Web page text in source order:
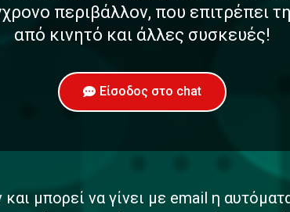
περιβάλλον, που επιτρέπει
από κινητό και άλλες συσκευές!
Είσοδος στο chat
μπορεί να γίνει με email η